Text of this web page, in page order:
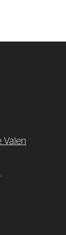
Valen